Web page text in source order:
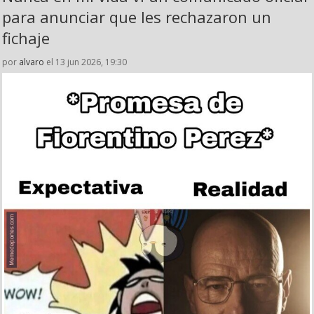
para anunciar que les rechazaron un
fichaje
por alvaro el 13 jun 2026, 19:30